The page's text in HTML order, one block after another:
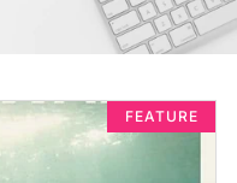
FEATURE